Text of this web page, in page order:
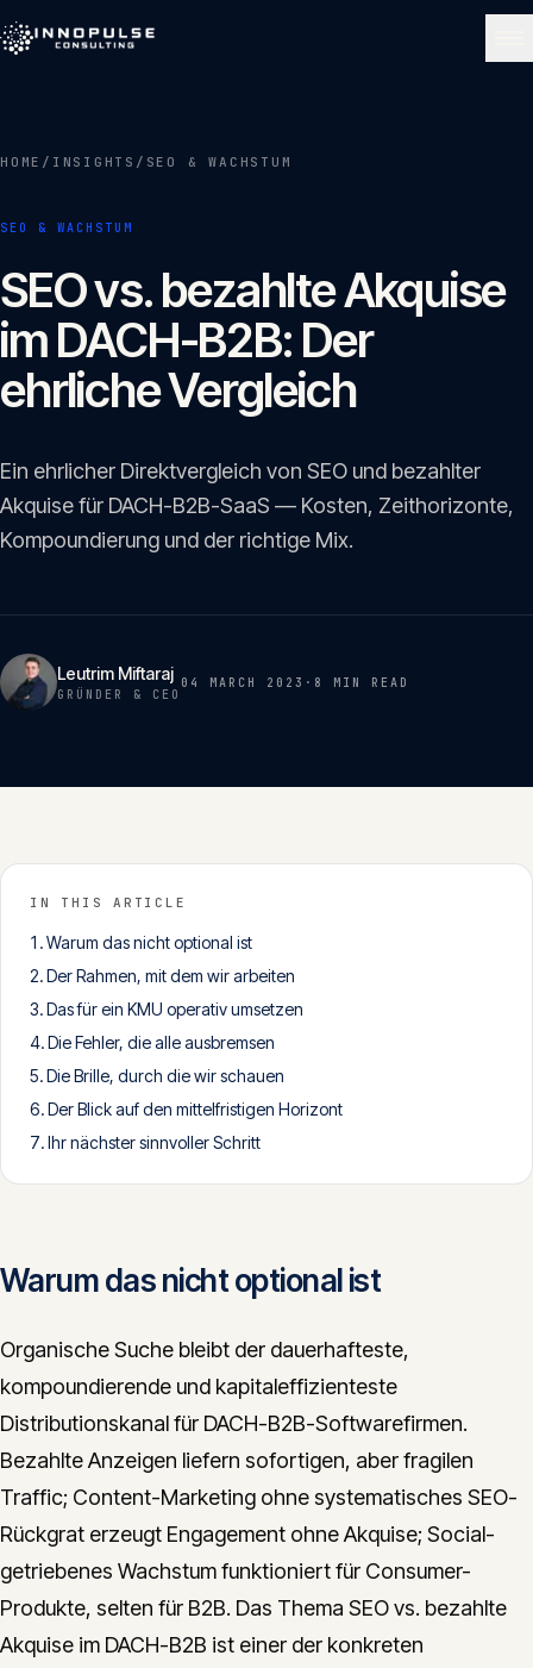
Über uns 02
Leistungen 03
Portfolio 04
Insights
Glossar
info@innopulse.io+41 79 508 28 06
Gotthardstrasse 30, 6300 Zug
HOME / INSIGHTS / SEO & WACHSTUM
SEO & WACHSTUM
SEO vs. bezahlte Akquise
im DACH-B2B: Der
ehrliche Vergleich
Ein ehrlicher Direktvergleich von SEO und bezahlter
Akquise für DACH-B2B-SaaS — Kosten, Zeithorizonte,
Kompoundierung und der richtige Mix.
Leutrim Miftaraj
GRÜNDER & CEO
04 MARCH 2023 · 8 MIN READ
IN THIS ARTICLE
Warum das nicht optional ist
Der Rahmen, mit dem wir arbeiten
Das für ein KMU operativ umsetzen
Die Fehler, die alle ausbremsen
Die Brille, durch die wir schauen
Der Blick auf den mittelfristigen Horizont
Ihr nächster sinnvoller Schritt
Warum das nicht optional ist
Organische Suche bleibt der dauerhafteste,
kompoundierende und kapitaleffizienteste
Distributionskanal für DACH-B2B-Softwarefirmen.
Bezahlte Anzeigen liefern sofortigen, aber fragilen
Traffic; Content-Marketing ohne systematisches SEO-
Rückgrat erzeugt Engagement ohne Akquise; Social-
getriebenes Wachstum funktioniert für Consumer-
Produkte, selten für B2B. Das Thema SEO vs. bezahlte
Akquise im DACH-B2B ist einer der konkreten